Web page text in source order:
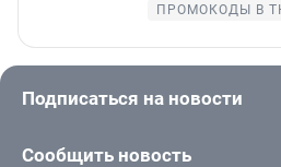
ПРОМОКОДЫ В
Подписаться на новости
Сообщить новость